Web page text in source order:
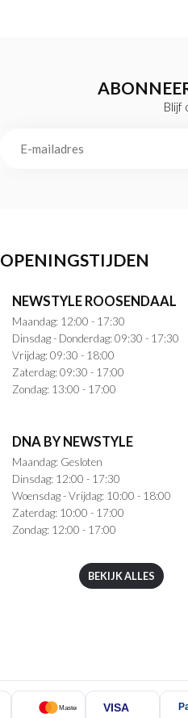
Blijf
OPENINGSTIJDEN
NEWSTYLE ROOSENDAAL
Maandag: 12:00 - 17:30
Dinsdag - Donderdag: 09:30 - 17:30
Vrijdag: 09:30 - 18:00
Zaterdag: 09:30 - 17:00
Zondag: 13:00 - 17:00
DNA BY NEWSTYLE
Maandag: Gesloten
Dinsdag: 12:00 - 17:30
Woensdag - Vrijdag: 10:00 - 18:00
Zaterdag: 10:00 - 17:00
Zondag: 12:00 - 17:00
BEKIJK ALLES
Mastercard VISA